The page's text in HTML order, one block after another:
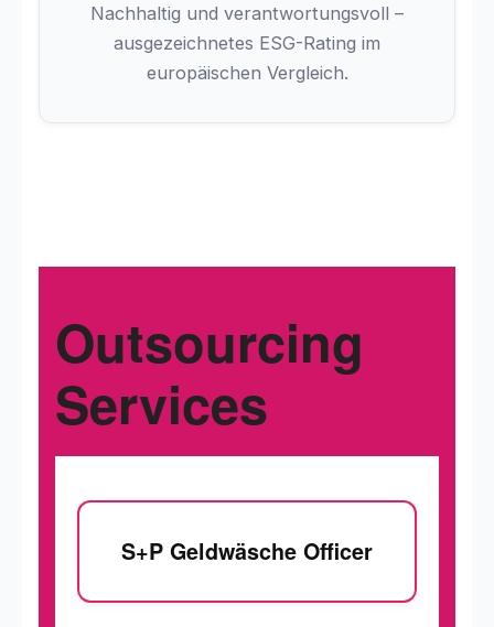
Nachhaltig und verantwortungsvoll –
ausgezeichnetes ESG-Rating im
europäischen Vergleich.
Outsourcing
Services
S+P Geldwäsche Officer